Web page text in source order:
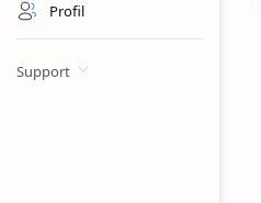
Profil
Support